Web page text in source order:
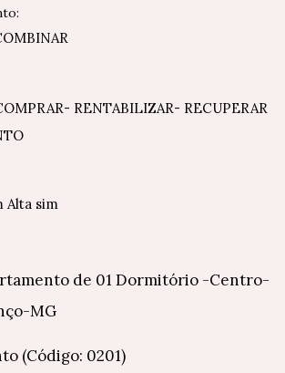
RENTABILIZAR- RECUPERAR
Alta sim
de 01 Dormitório -Centro-
MG
(Código: 0201)